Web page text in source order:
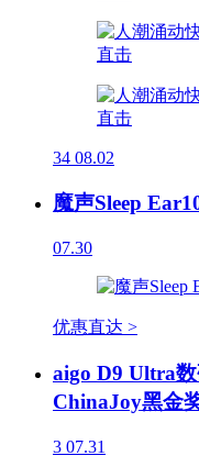
34 08.02
魔声Sleep
07.30
优惠直达 >
aigo D9 Ultra
ChinaJoy黑金
3 07.31